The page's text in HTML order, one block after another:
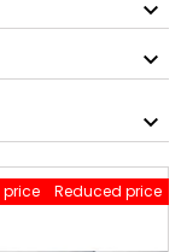
Reduced price